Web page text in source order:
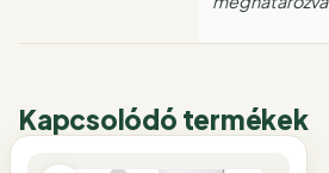
Kapcsolódó termékek